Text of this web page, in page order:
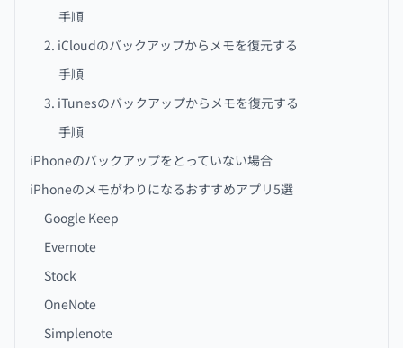
手順
2. iCloudのバックアップからメモを復元する
手順
3. iTunesのバックアップからメモを復元する
手順
iPhoneのバックアップをとっていない場合
iPhoneのメモがわりになるおすすめアプリ5選
Google Keep
Evernote
Stock
OneNote
Simplenote